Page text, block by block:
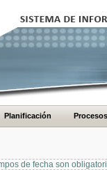
Planificación Procesos
de fecha son